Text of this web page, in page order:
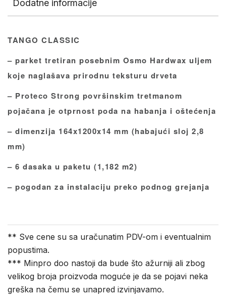
Dodatne informacije
TANGO CLASSIC
– parket tretiran posebnim Osmo Hardwax uljem
koje naglašava prirodnu teksturu drveta
– Proteco Strong površinskim tretmanom
pojačana je otprnost poda na habanja i oštećenja
– dimenzija 164x1200x14 mm (habajući sloj 2,8
mm)
– 6 dasaka u paketu (1,182 m2)
– pogodan za instalaciju preko podnog grejanja
** Sve cene su sa uračunatim PDV-om i eventualnim
popustima.
*** Minpro doo nastoji da bude što ažurniji ali zbog
velikog broja proizvoda moguće je da se pojavi neka
greška na čemu se unapred izvinjavamo.